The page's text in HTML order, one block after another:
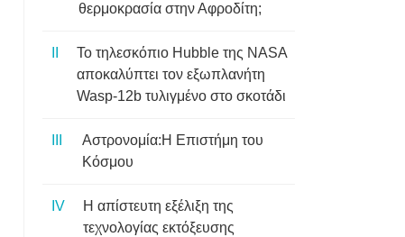
θερμοκρασία στην Αφροδίτη;
Το τηλεσκόπιο Hubble της NASA
αποκαλύπτει τον εξωπλανήτη
Wasp-12b τυλιγμένο στο σκοτάδι
Αστρονομία:Η Επιστήμη του
Κόσμου
Η απίστευτη εξέλιξη της
τεχνολογίας εκτόξευσης